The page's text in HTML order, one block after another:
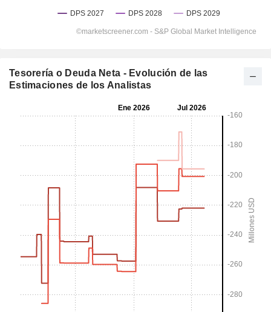
Tesorería o Deuda Neta - Evolución de las
Estimaciones de los Analistas